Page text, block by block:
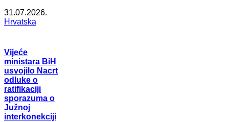
31.07.2026.
Hrvatska
Vijeće
ministara BiH
usvojilo Nacrt
odluke o
ratifikaciji
sporazuma o
Južnoj
interkonekciji